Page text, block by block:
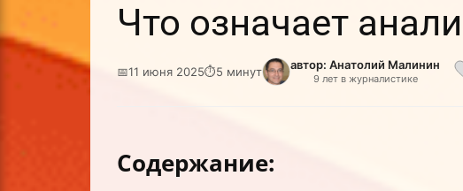
Что означает
📅11 июня 2025⏱5 минут автор: Анатолий Малинин
9 лет в журналистике
Содержание: